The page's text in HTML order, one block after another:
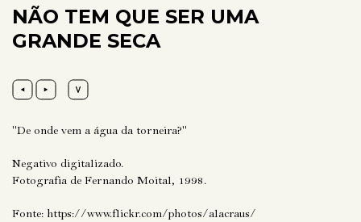
NÃO TEM QUE SER UMA
GRANDE SECA
"De onde vem a água da torneira?"
Negativo digitalizado.
Fotografia de Fernando Moital, 1998.
Fonte: https://www.flickr.com/photos/alacraus/